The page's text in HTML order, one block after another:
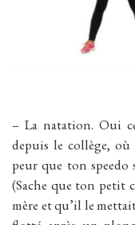
– La natation. Oui
depuis le collège,
peur que ton
(Sache que ton petit
mère et qu’il le